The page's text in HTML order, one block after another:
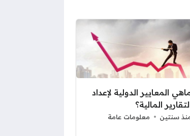
المعايير الدولية لإعداد
المالية؟
سنتين معلومات عامة